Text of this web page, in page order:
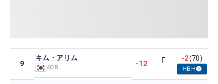
9
キム・アリム
KOR -12 F -2(70)
HBH